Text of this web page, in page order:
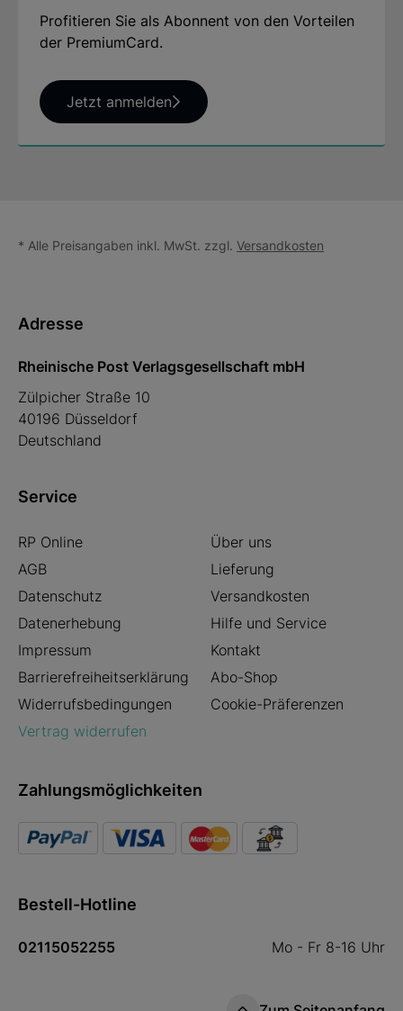
Profitieren Sie als Abonnent von den Vorteilen
der PremiumCard.
Jetzt anmelden
* Alle Preisangaben inkl. MwSt. zzgl. Versandkosten
Adresse
Rheinische Post Verlagsgesellschaft mbH
Zülpicher Straße 10
40196 Düsseldorf
Deutschland
Service
RP Online
Über uns
AGB
Lieferung
Datenschutz
Versandkosten
Datenerhebung
Hilfe und Service
Impressum
Kontakt
Barrierefreiheitserklärung
Abo-Shop
Widerrufsbedingungen
Cookie-Präferenzen
Vertrag widerrufen
Zahlungsmöglichkeiten
Bestell-Hotline
02115052255 Mo - Fr 8-16 Uhr